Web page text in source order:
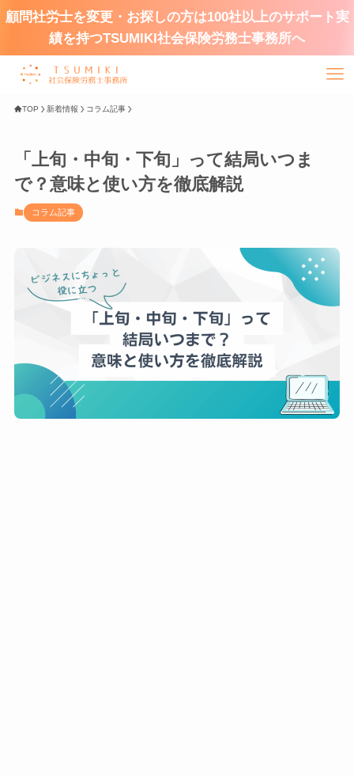
顧問社労士を変更・お探しの方は100社以上のサポート実
績を持つTSUMIKI社会保険労務士事務所へ
TOP 新着情報 コラム記事
「上旬・中旬・下旬」って結局いつま
で？意味と使い方を徹底解説
コラム記事